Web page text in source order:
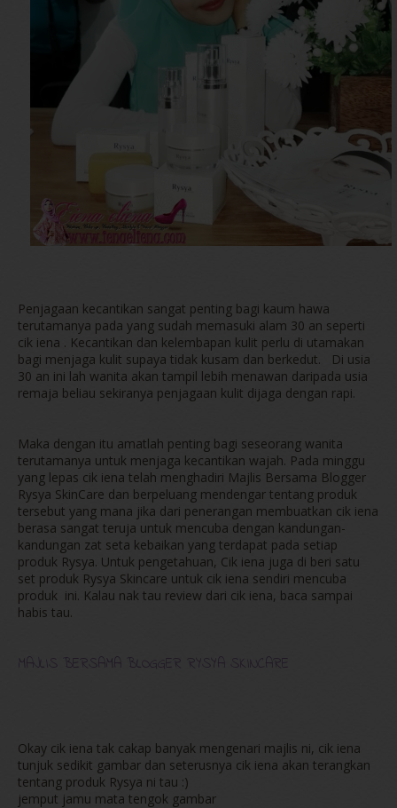
Penjagaan kecantikan sangat penting bagi kaum hawa
terutamanya pada yang sudah memasuki alam 30 an seperti
cik iena . Kecantikan dan kelembapan kulit perlu di utamakan
bagi menjaga kulit supaya tidak kusam dan berkedut. Di usia
30 an ini lah wanita akan tampil lebih menawan daripada usia
remaja beliau sekiranya penjagaan kulit dijaga dengan rapi.
Maka dengan itu amatlah penting bagi seseorang wanita
terutamanya untuk menjaga kecantikan wajah. Pada minggu
yang lepas cik iena telah menghadiri Majlis Bersama Blogger
Rysya SkinCare dan berpeluang mendengar tentang produk
tersebut yang mana jika dari penerangan membuatkan cik iena
berasa sangat teruja untuk mencuba dengan kandungan-
kandungan zat seta kebaikan yang terdapat pada setiap
produk Rysya. Untuk pengetahuan, Cik iena juga di beri satu
set produk Rysya Skincare untuk cik iena sendiri mencuba
produk ini. Kalau nak tau review dari cik iena, baca sampai
habis tau.
MAJLIS BERSAMA BLOGGER RYSYA SKINCARE
Okay cik iena tak cakap banyak mengenari majlis ni, cik iena
tunjuk sedikit gambar dan seterusnya cik iena akan terangkan
tentang produk Rysya ni tau :)
jemput jamu mata tengok gambar